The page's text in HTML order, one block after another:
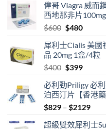
偉哥 Viagra 威而
西地那非片
$600 Original
was:
$600.
$480Current
is:
$480.
犀利士Cialis 美國
品 20mg 1盒/4粒
$400 Original
was:
$400.
$399Current
is:
$399.
必利勁Priligy 必
泊西汀片【香港藥
$829 – $2129Price
$829
超級雙效犀利士